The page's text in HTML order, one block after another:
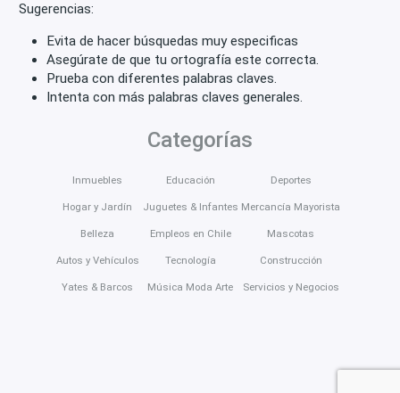
Sugerencias:
Evita de hacer búsquedas muy especificas
Asegúrate de que tu ortografía este correcta.
Prueba con diferentes palabras claves.
Intenta con más palabras claves generales.
Categorías
Inmuebles
Hogar y Jardín
Belleza
Autos y Vehículos
Yates & Barcos
Educación
Juguetes & Infantes
Empleos en Chile
Tecnología
Música Moda Arte
Deportes
Mercancía Mayorista
Mascotas
Construcción
Servicios y Negocios